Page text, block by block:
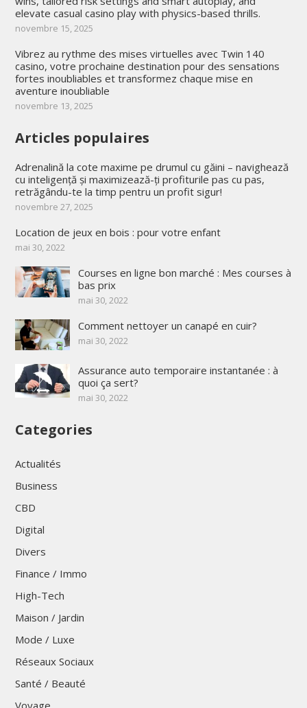
elevate casual casino play with physics-based thrills.
novembre 15, 2025
Vibrez au rythme des mises virtuelles avec Twin 140
casino, votre prochaine destination pour des sensations
fortes inoubliables et transformez chaque mise en
aventure inoubliable
novembre 13, 2025
Articles populaires
Adrenalină la cote maxime pe drumul cu găini – navighează
cu inteligență și maximizează-ți profiturile pas cu pas,
retrăgându-te la timp pentru un profit sigur!
novembre 27, 2025
Location de jeux en bois : pour votre enfant
mai 30, 2022
Courses en ligne bon marché : Mes courses à
bas prix
mai 30, 2022
Comment nettoyer un canapé en cuir?
mai 30, 2022
Assurance auto temporaire instantanée : à
quoi ça sert?
mai 30, 2022
Categories
Actualités
Business
CBD
Digital
Divers
Finance / Immo
High-Tech
Maison / Jardin
Mode / Luxe
Réseaux Sociaux
Santé / Beauté
Voyage